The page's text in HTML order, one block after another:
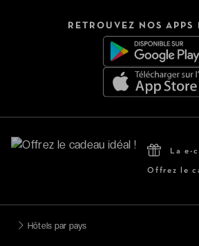
RETROUVEZ NOS APPS
La e-
Offrez le
Hôtels par pays